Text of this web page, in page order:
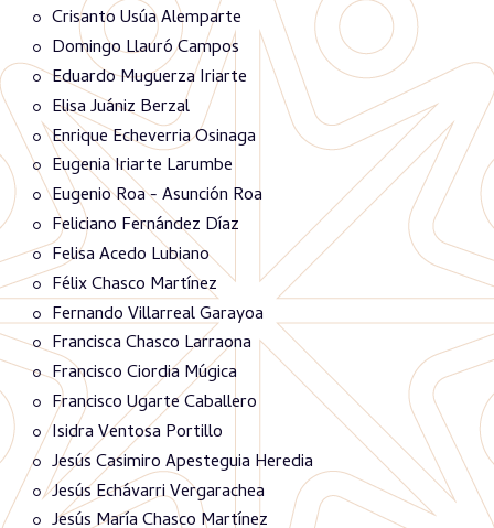
Crisanto Usúa Alemparte
Domingo Llauró Campos
Eduardo Muguerza Iriarte
Elisa Juániz Berzal
Enrique Echeverria Osinaga
Eugenia Iriarte Larumbe
Eugenio Roa - Asunción Roa
Feliciano Fernández Díaz
Felisa Acedo Lubiano
Félix Chasco Martínez
Fernando Villarreal Garayoa
Francisca Chasco Larraona
Francisco Ciordia Múgica
Francisco Ugarte Caballero
Isidra Ventosa Portillo
Jesús Casimiro Apesteguia Heredia
Jesús Echávarri Vergarachea
Jesús María Chasco Martínez